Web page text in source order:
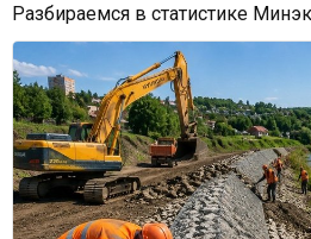
Разбираемся в статистике